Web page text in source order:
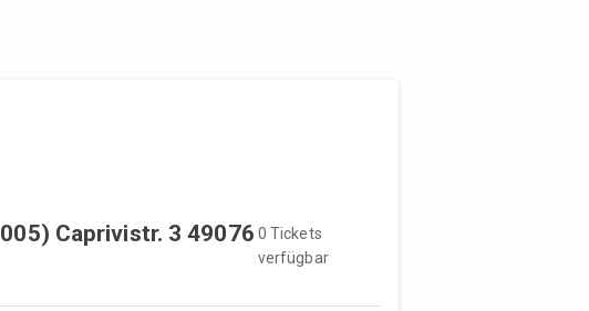
Caprivistr. 3 49076 0 Tickets
verfügbar